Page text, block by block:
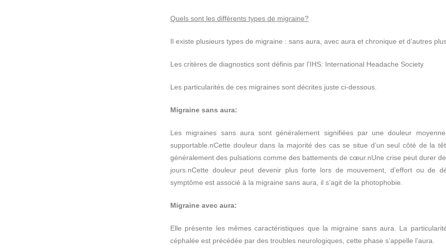
Quels sont les différents types de migraine?
Il existe plusieurs types de migraine : sans aura, avec aura et chronique et d’autres
Les critères de diagnostics sont définis par l’IHS: International Headache Society
Les particularités de ces migraines sont décrites juste ci-dessous.
Migraine sans aura:
Les migraines sans aura sont généralement signifiées par une douleur
supportable.nCette douleur dans la majorité des cas se situe d’un seul côté de la
généralement des pulsations comme des battements de cœur.nUne crise peut durer
jours.nCette douleur peut devenir plus forte lors de mouvement, d’effort ou de
symptôme est associé à la migraine sans aura, il s’agit de la photophobie.
Migraine avec aura:
Elle présente les mêmes caractéristiques que la migraine sans aura. La
céphalée est précédée par des troubles neurologiques, cette phase s’appelle l’aura.